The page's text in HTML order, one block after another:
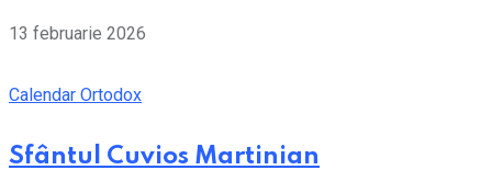
13 februarie 2026
Calendar Ortodox
Sfântul Cuvios Martinian